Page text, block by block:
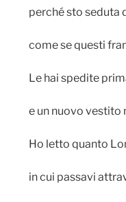
perché sto seduta
come se questi
Le hai spedite
e un nuovo vestito
Ho letto quanto
in cui passavi